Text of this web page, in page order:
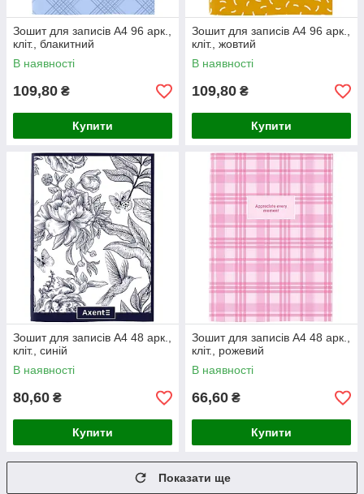
Зошит для записів А4 96 арк.,
кліт., блакитний
В наявності
109,80 ₴
Купити
Зошит для записів А4 96 арк.,
кліт., жовтий
В наявності
109,80 ₴
Купити
Зошит для записів А4 48 арк.,
кліт., синій
В наявності
80,60 ₴
Купити
Зошит для записів А4 48 арк.,
кліт., рожевий
В наявності
66,60 ₴
Купити
Показати ще